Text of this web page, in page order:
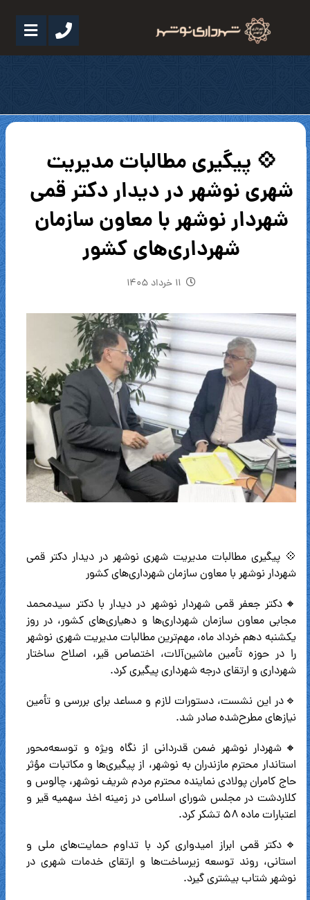
💠 پیگیری مطالبات مدیریت
شهری نوشهر در دیدار دکتر قمی
شهردار نوشهر با معاون سازمان
شهرداری‌های کشور
۱۱ خرداد ۱۴۰۵
💠 پیگیری مطالبات مدیریت شهری نوشهر در دیدار دکتر قمی
شهردار نوشهر با معاون سازمان شهرداری‌های کشور
🔸دکتر جعفر قمی شهردار نوشهر در دیدار با دکتر سیدمحمد
مجابی معاون سازمان شهرداری‌ها و دهیاری‌های کشور، در روز
یکشنبه دهم خرداد ماه، مهم‌ترین مطالبات مدیریت شهری نوشهر
را در حوزه تأمین ماشین‌آلات، اختصاص قیر، اصلاح ساختار
شهرداری و ارتقای درجه شهرداری پیگیری کرد.
🔹در این نشست، دستورات لازم و مساعد برای بررسی و تأمین
نیازهای مطرح‌شده صادر شد.
🔸شهردار نوشهر ضمن قدردانی از نگاه ویژه و توسعه‌محور
استاندار محترم مازندران به نوشهر، از پیگیری‌ها و مکاتبات مؤثر
حاج کامران پولادی نماینده محترم مردم شریف نوشهر، چالوس و
کلاردشت در مجلس شورای اسلامی در زمینه اخذ سهمیه قیر و
اعتبارات ماده ۵۸ تشکر کرد.
🔹دکتر قمی ابراز امیدواری کرد با تداوم حمایت‌های ملی و
استانی، روند توسعه زیرساخت‌ها و ارتقای خدمات شهری در
نوشهر شتاب بیشتری گیرد.